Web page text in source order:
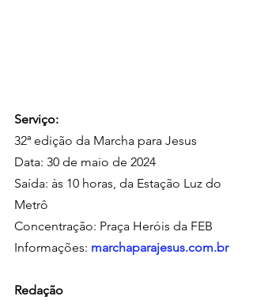
Serviço:
32ª edição da Marcha para Jesus
Data: 30 de maio de 2024
Saída: às 10 horas, da Estação Luz do
Metrô
Concentração: Praça Heróis da FEB
Informações: marchaparajesus.com.br
Redação